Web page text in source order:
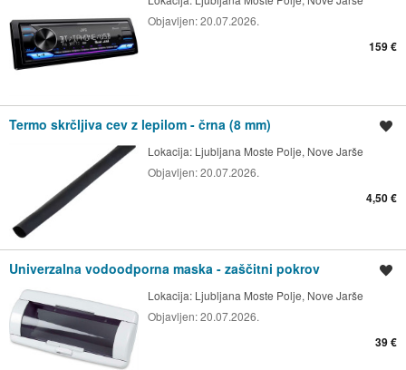
Objavljen:20.07.2026.
159 €
Termo skrčljiva cev z lepilom - črna (8 mm)
Lokacija: Ljubljana Moste Polje, Nove Jarše
Objavljen:20.07.2026.
4,50 €
Univerzalna vodoodporna maska - zaščitni pokrov
Lokacija: Ljubljana Moste Polje, Nove Jarše
Objavljen:20.07.2026.
39 €